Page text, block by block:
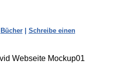
Bücher| Schreibe einen